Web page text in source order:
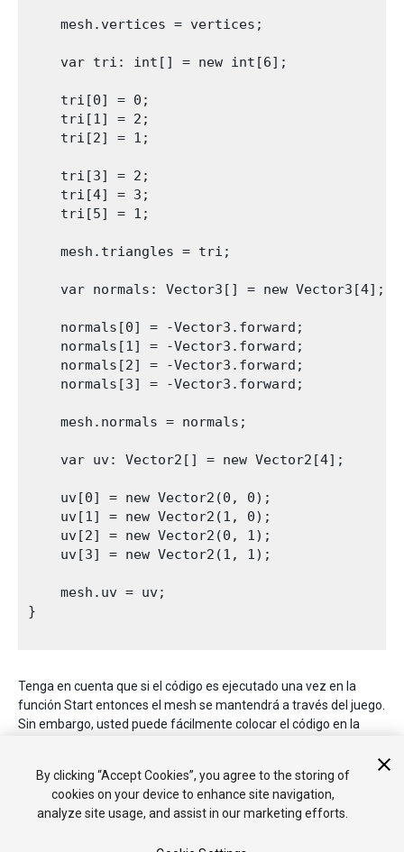
    mesh.vertices = vertices;
    var tri: int[] = new int[6];
    tri[0] = 0;
    tri[1] = 2;
    tri[2] = 1;
    tri[3] = 2;
    tri[4] = 3;
    tri[5] = 1;
    mesh.triangles = tri;
    var normals: Vector3[] = new Vector3[4];
    normals[0] = -Vector3.forward;
    normals[1] = -Vector3.forward;
    normals[2] = -Vector3.forward;
    normals[3] = -Vector3.forward;
    mesh.normals = normals;
    var uv: Vector2[] = new Vector2[4];
    uv[0] = new Vector2(0, 0);
    uv[1] = new Vector2(1, 0);
    uv[2] = new Vector2(0, 1);
    uv[3] = new Vector2(1, 1);
    mesh.uv = uv;
}
Tenga en cuenta que si el código es ejecutado una vez en la
función Start entonces el mesh se mantendrá a través del juego.
Sin embargo, usted puede fácilmente colocar el código en la
considerablemente).
By clicking “Accept Cookies”, you agree to the storing of
cookies on your device to enhance site navigation,
analyze site usage, and assist in our marketing efforts.